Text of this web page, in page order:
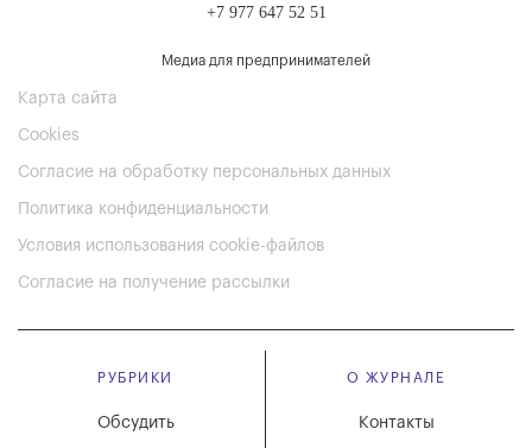
+7 977 647 52 51
Медиа для предпринимателей
Карта сайта
Cookies
Согласие на обработку персональных данных
Политика конфиденциальности
Условия использования cookie-файлов
Согласие на получение рассылки
РУБРИКИ
Обсудить
О ЖУРНАЛЕ
Контакты